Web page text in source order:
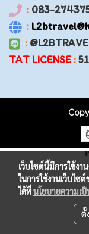
: 083-
:
:
TAT LICENSE:
เว็บไซต์นี้มีการใช้ง
ในการใช้งานเว็บไซ
ได้ที่นโยบายความเ
ตั้